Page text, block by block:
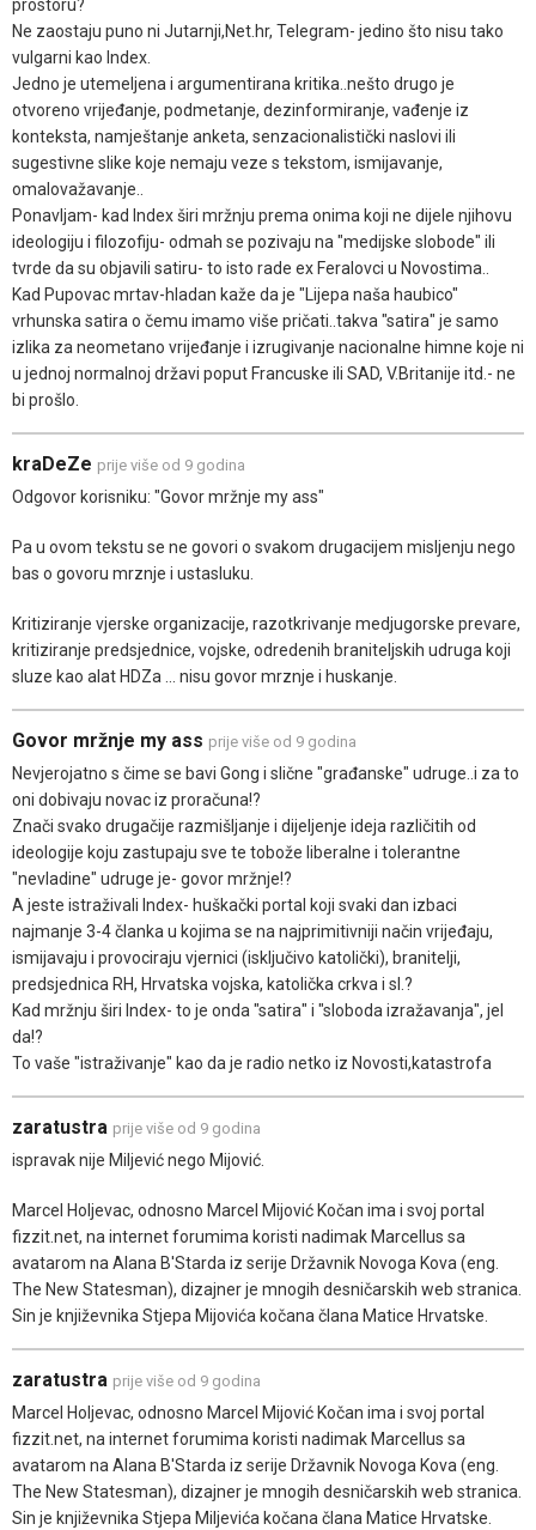
prostoru?
Ne zaostaju puno ni Jutarnji,Net.hr, Telegram- jedino što nisu tako
vulgarni kao Index.
Jedno je utemeljena i argumentirana kritika..nešto drugo je
otvoreno vrijeđanje, podmetanje, dezinformiranje, vađenje iz
konteksta, namještanje anketa, senzacionalistički naslovi ili
sugestivne slike koje nemaju veze s tekstom, ismijavanje,
omalovažavanje..
Ponavljam- kad Index širi mržnju prema onima koji ne dijele njihovu
ideologiju i filozofiju- odmah se pozivaju na "medijske slobode" ili
tvrde da su objavili satiru- to isto rade ex Feralovci u Novostima..
Kad Pupovac mrtav-hladan kaže da je "Lijepa naša haubico"
vrhunska satira o čemu imamo više pričati..takva "satira" je samo
izlika za neometano vrijeđanje i izrugivanje nacionalne himne koje ni
u jednoj normalnoj državi poput Francuske ili SAD, V.Britanije itd.- ne
bi prošlo.
kraDeZe prije više od 9 godina
Odgovor korisniku: "Govor mržnje my ass"
Pa u ovom tekstu se ne govori o svakom drugacijem misljenju nego
bas o govoru mrznje i ustasluku.
Kritiziranje vjerske organizacije, razotkrivanje medjugorske prevare,
kritiziranje predsjednice, vojske, odredenih braniteljskih udruga koji
sluze kao alat HDZa ... nisu govor mrznje i huskanje.
Govor mržnje my ass prije više od 9 godina
Nevjerojatno s čime se bavi Gong i slične "građanske" udruge..i za to
oni dobivaju novac iz proračuna!?
Znači svako drugačije razmišljanje i dijeljenje ideja različitih od
ideologije koju zastupaju sve te tobože liberalne i tolerantne
"nevladine" udruge je- govor mržnje!?
A jeste istraživali Index- huškački portal koji svaki dan izbaci
najmanje 3-4 članka u kojima se na najprimitivniji način vrijeđaju,
ismijavaju i provociraju vjernici (isključivo katolički), branitelji,
predsjednica RH, Hrvatska vojska, katolička crkva i sl.?
Kad mržnju širi Index- to je onda "satira" i "sloboda izražavanja", jel
da!?
To vaše "istraživanje" kao da je radio netko iz Novosti,katastrofa
zaratustra prije više od 9 godina
ispravak nije Miljević nego Mijović.
Marcel Holjevac, odnosno Marcel Mijović Kočan ima i svoj portal
fizzit.net, na internet forumima koristi nadimak Marcellus sa
avatarom na Alana B'Starda iz serije Državnik Novoga Kova (eng.
The New Statesman), dizajner je mnogih desničarskih web stranica.
Sin je književnika Stjepa Mijovića kočana člana Matice Hrvatske.
zaratustra prije više od 9 godina
Marcel Holjevac, odnosno Marcel Mijović Kočan ima i svoj portal
fizzit.net, na internet forumima koristi nadimak Marcellus sa
avatarom na Alana B'Starda iz serije Državnik Novoga Kova (eng.
The New Statesman), dizajner je mnogih desničarskih web stranica.
Sin je književnika Stjepa Miljevića kočana člana Matice Hrvatske.